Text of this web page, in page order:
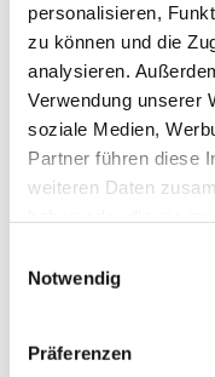
personalisieren,
zu können und die
analysieren.
Verwendung unserer
soziale Medien,
Partner führen diese
weiteren Daten
Notwendig
Präferenzen
USt-IdNr.:
DE-206474592
Registergericht:
Amtsgericht
Vereinsregister-Nr.:
Diese Webseite ist